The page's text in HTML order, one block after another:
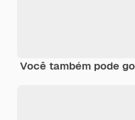
Você também pode